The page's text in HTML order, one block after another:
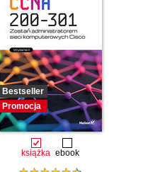
Bestseller
Promocja
książka ebook